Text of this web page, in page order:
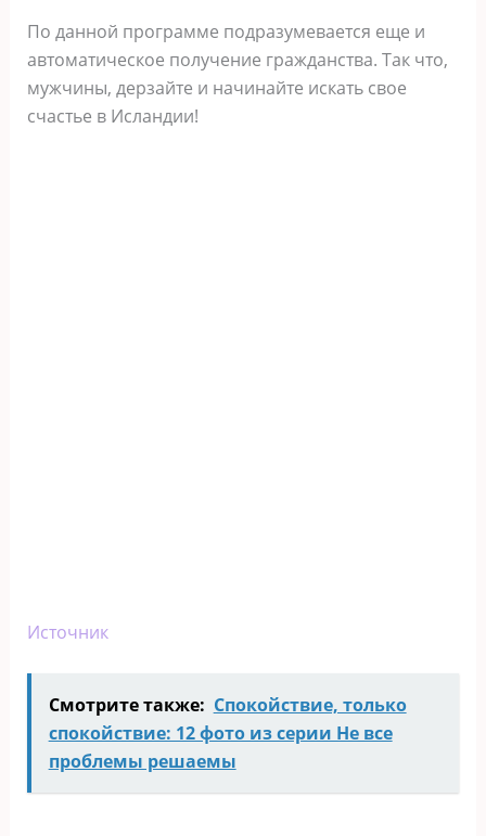
По данной программе подразумевается еще и
автоматическое получение гражданства. Так что,
мужчины, дерзайте и начинайте искать свое
счастье в Исландии!
Источник
Смотрите также: Спокойствие, только
спокойствие: 12 фото из серии Не все
проблемы решаемы